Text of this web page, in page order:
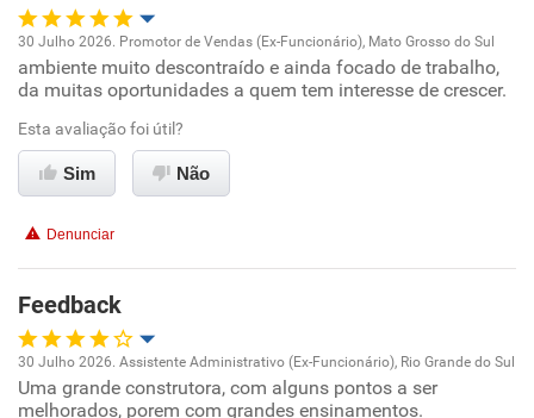
Oportunidade de promoção
Ambiente de trabalho
Conciliação com a vida familiar
Recomenda esta empresa
Recomenda a diretoria
30 Julho 2026. Promotor de Vendas (Ex-Funcionário), Mato Grosso do Sul
ambiente muito descontraído e ainda focado de trabalho,
da muitas oportunidades a quem tem interesse de crescer.
Esta avaliação foi útil?
Sim Não
Denunciar
Feedback
Oportunidade de promoção
30 Julho 2026. Assistente Administrativo (Ex-Funcionário), Rio Grande do Sul
Uma grande construtora, com alguns pontos a ser
melhorados, porem com grandes ensinamentos.